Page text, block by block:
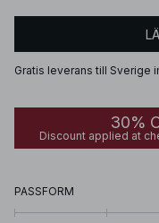
Gratis leverans till Sverige
30%
Discount applied at
PASSFORM